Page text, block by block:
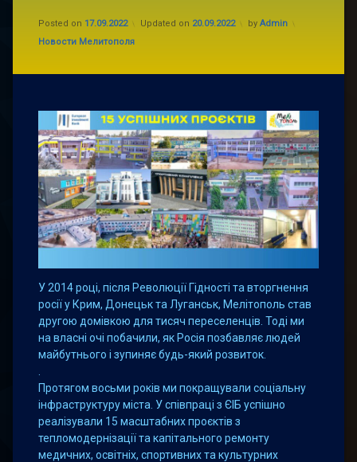
Posted on 17.09.2022 Updated on 20.09.2022 by Admin
Categories:
Новости Мелитополя
У 2014 році, після Революції Гідності та вторгнення
росії у Крим, Донецьк та Луганськ, Мелітополь став
другою домівкою для тисяч переселенців. Тоді ми
на власні очі побачили, як Росія позбавляє людей
майбутнього і зупиняє будь-який розвиток.
Протягом восьми років ми покращували соціальну
інфраструктуру міста. У співпраці з ЄІБ успішно
реалізували 15 масштабних проєктів з
тепломодернізації та капітального ремонту
медичних, освітніх, спортивних та культурних